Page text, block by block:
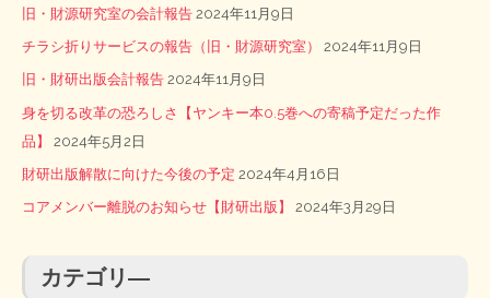
旧・財源研究室の会計報告 2024年11月9日
チラシ折りサービスの報告（旧・財源研究室） 2024年11月9日
旧・財研出版会計報告 2024年11月9日
身を切る改革の恐ろしさ【ヤンキー本0.5巻への寄稿予定だった作
品】
2024年5月2日
財研出版解散に向けた今後の予定 2024年4月16日
コアメンバー離脱のお知らせ【財研出版】 2024年3月29日
カテゴリ―